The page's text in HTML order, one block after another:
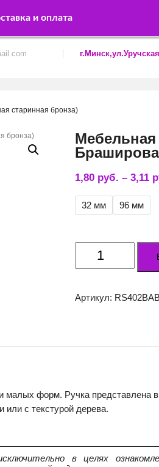
и оплата
старинная бронза)
Мебельная
1,80 руб. –3,11
32 мм 96 мм
Количество
товара
RS402BAB.4
Брашированная
Артикул:
форм. Ручка представлена
с текстурой дерева.
в целях